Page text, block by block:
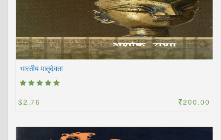
भारतीय मातृदेवता
$2.76 200.00